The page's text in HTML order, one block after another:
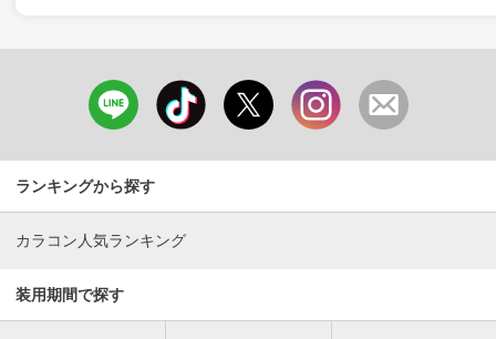
ランキングから探す
カラコン人気ランキング
装用期間で探す